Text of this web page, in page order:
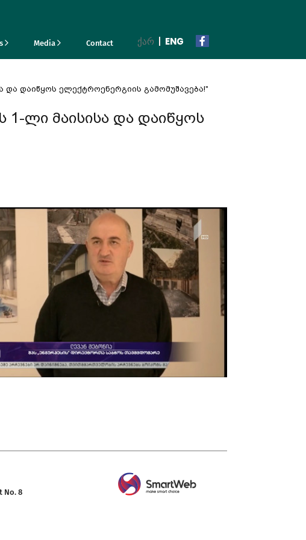
Media Contact ᲥᲐᲠ ENG
და დაიწყოს ელექტროენერგიის გამომუშავება!"
1-ლი მაისისა და დაიწყოს
No. 8